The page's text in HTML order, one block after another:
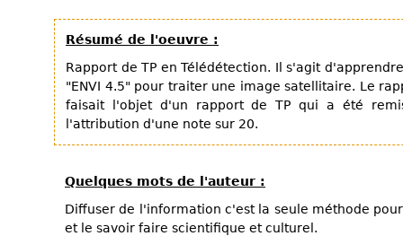
Résumé de l'oeuvre :
Rapport de TP en Télédétection. Il s'agit
"ENVI 4.5" pour traiter une image satellitaire. Le
faisait l'objet d'un rapport de TP qui a été
l'attribution d'une note sur 20.
Quelques mots de l'auteur :
Diffuser de l'information c'est la seule méthode
et le savoir faire scientifique et culturel.